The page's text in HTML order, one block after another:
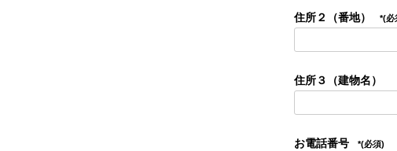
住所２（番地） (必
住所３（建物名）
お電話番号 (必須)